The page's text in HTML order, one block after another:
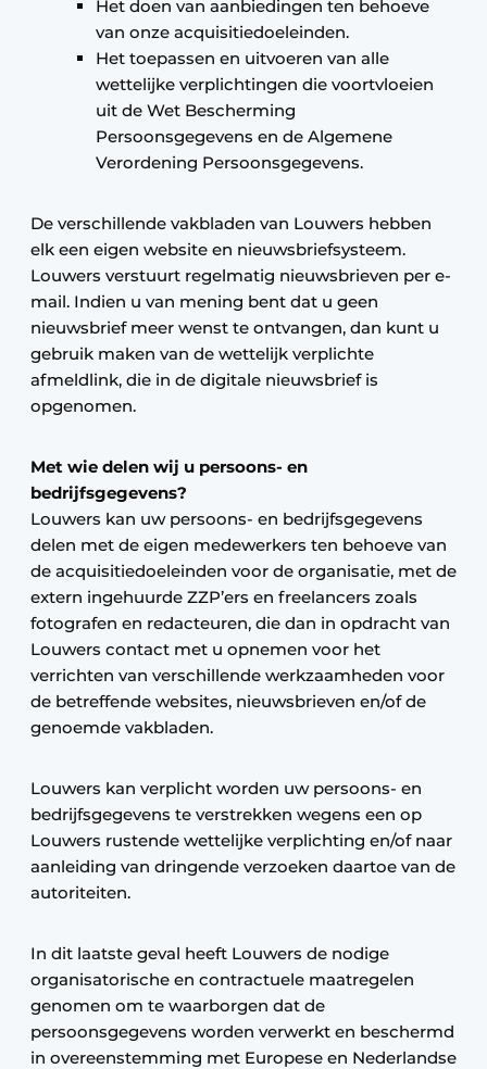
Het doen van aanbiedingen ten behoeve
van onze acquisitiedoeleinden.
Het toepassen en uitvoeren van alle
wettelijke verplichtingen die voortvloeien
uit de Wet Bescherming
Persoonsgegevens en de Algemene
Verordening Persoonsgegevens.
De verschillende vakbladen van Louwers hebben
elk een eigen website en nieuwsbriefsysteem.
Louwers verstuurt regelmatig nieuwsbrieven per e-
mail. Indien u van mening bent dat u geen
nieuwsbrief meer wenst te ontvangen, dan kunt u
gebruik maken van de wettelijk verplichte
afmeldlink, die in de digitale nieuwsbrief is
opgenomen.
Met wie delen wij u persoons- en
bedrijfsgegevens?
Louwers kan uw persoons- en bedrijfsgegevens
delen met de eigen medewerkers ten behoeve van
de acquisitiedoeleinden voor de organisatie, met de
extern ingehuurde ZZP’ers en freelancers zoals
fotografen en redacteuren, die dan in opdracht van
Louwers contact met u opnemen voor het
verrichten van verschillende werkzaamheden voor
de betreffende websites, nieuwsbrieven en/of de
genoemde vakbladen.
Louwers kan verplicht worden uw persoons- en
bedrijfsgegevens te verstrekken wegens een op
Louwers rustende wettelijke verplichting en/of naar
aanleiding van dringende verzoeken daartoe van de
autoriteiten.
In dit laatste geval heeft Louwers de nodige
organisatorische en contractuele maatregelen
genomen om te waarborgen dat de
persoonsgegevens worden verwerkt en beschermd
in overeenstemming met Europese en Nederlandse